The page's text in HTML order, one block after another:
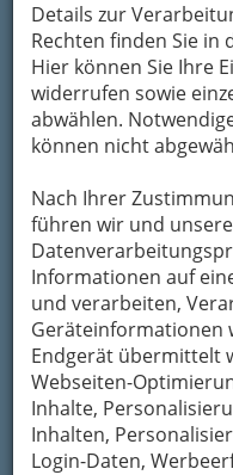
Details zur
Rechten finden Sie in
Hier können Sie Ihre
widerrufen sowie
abwählen.
können nicht
Nach Ihrer
führen wir und
Informationen auf
und verarbeiten,
Geräteinformationen
Endgerät übermittelt
Webseiten-
Inhalte,
Inhalten,
Login-Daten,
Um die Info-Graz
bewahren,
Übermittlung Ihrer
Formular. Ihre
Absenden
Unternehmen
Esthètique
Mein Name
Meine Email Adresse
Mein Betreff